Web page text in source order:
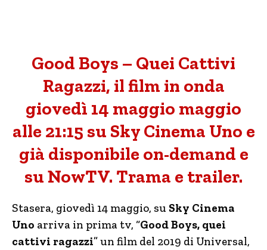
Good Boys – Quei Cattivi
Ragazzi, il film in onda
giovedì 14 maggio maggio
alle 21:15 su Sky Cinema Uno e
già disponibile on-demand e
su NowTV. Trama e trailer.
Stasera, giovedì 14 maggio, su Sky Cinema
Uno arriva in prima tv, “Good Boys, quei
cattivi ragazzi” un film del 2019 di Universal,